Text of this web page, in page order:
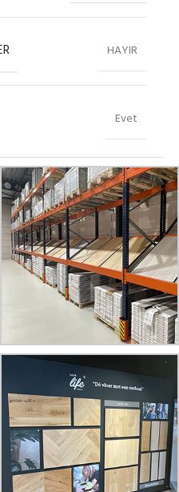
HAYIR
Evet